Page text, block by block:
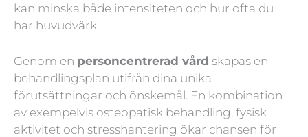
kan minska både intensiteten och hur ofta du
har huvudvärk.
Genom en personcentrerad vård skapas en
behandlingsplan utifrån dina unika
förutsättningar och önskemål. En kombination
av exempelvis osteopatisk behandling, fysisk
aktivitet och stresshantering ökar chansen för